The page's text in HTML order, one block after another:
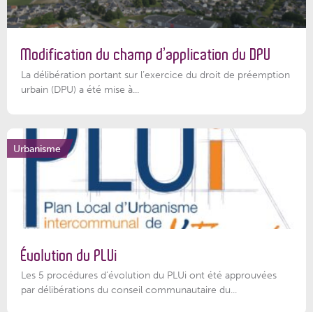
Modification du champ d’application du DPU
La délibération portant sur l’exercice du droit de préemption
urbain (DPU) a été mise à...
Urbanisme
Évolution du PLUi
Les 5 procédures d’évolution du PLUi ont été approuvées
par délibérations du conseil communautaire du...